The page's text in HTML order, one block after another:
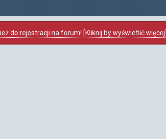
do rejestracji na forum! [Kliknij by wyświetlić więcej]